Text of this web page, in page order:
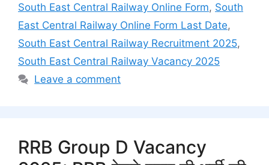
South East Central Railway Online Form, South
East Central Railway Online Form Last Date,
South East Central Railway Recruitment 2025,
South East Central Railway Vacancy 2025
Leave a comment
RRB Group D Vacancy